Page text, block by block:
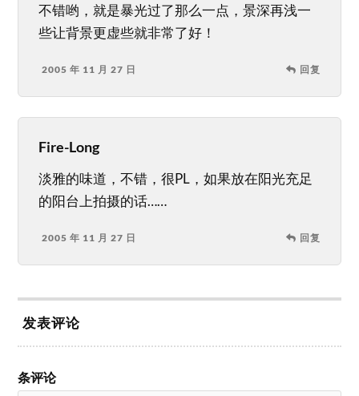
不错哟，就是暴光过了那么一点，景深再浅一
些让背景更虚些就非常了好！
2005 年 11 月 27 日 回复
Fire-Long
淡雅的味道，不错，很PL，如果放在阳光充足
的阳台上拍摄的话……
2005 年 11 月 27 日 回复
发表评论
条评论